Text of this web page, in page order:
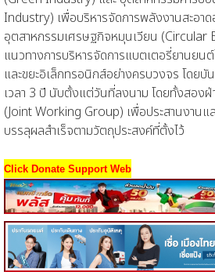
Industry) เพื่อบริหารจัดการพลังงานสะอา
อุตสาหกรรมเศรษฐกิจหมุนเวียน (Circular
แนวทางการบริหารจัดการแบตเตอรี่ยานย
และขยะอิเล็กทรอนิกส์อย่างครบวงจร โดย
เวลา 3 ปี นับตั้งแต่วันที่ลงนาม โดยทั้งสอง
(Joint Working Group) เพื่อประสานงานแ
บรรลุผลสำเร็จตามวัตถุประสงค์ที่ตั้งไว้
Click Donate Support Web